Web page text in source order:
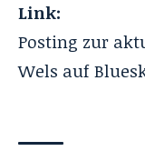
Link:
Posting zur
Wels auf